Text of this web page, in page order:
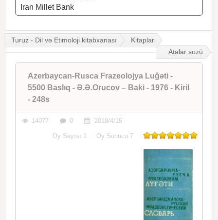
Iran Millet Bank
Turuz - Dil və Etimoloji kitabxanası
Kitaplar
Atalar sözü
Azerbaycan-Rusca Frazeolojya Luğəti -
5500 Baslıq - Ə.Ə.Orucov – Baki - 1976 - Kiril
- 248s
14077 0 2018/4/15
Oy Sayısı 1 Oy Sonucu 7